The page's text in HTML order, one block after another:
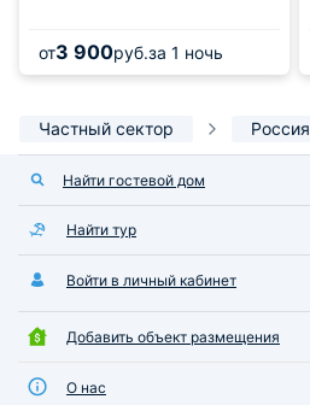
от3 900руб.за 1 ночь
Частный сектор Россия
Найти гостевой дом
Найти тур
Войти в личный кабинет
Добавить объект размещения
О нас